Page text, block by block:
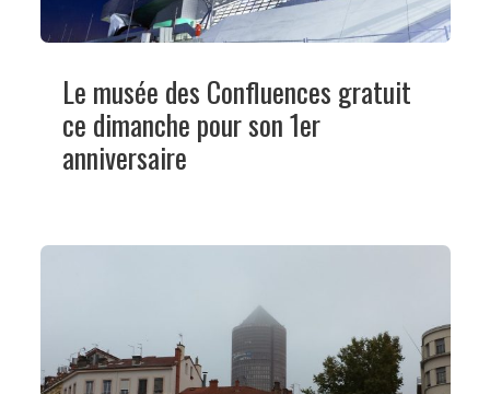
Le musée des Confluences gratuit
ce dimanche pour son 1er
anniversaire